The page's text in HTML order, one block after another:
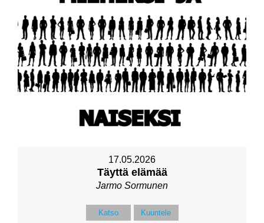
17.05.2026
Täyttä elämää
Jarmo Sormunen
Katso Kuuntele